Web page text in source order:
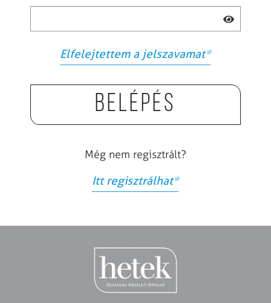
Elfelejtettem a jelszavamat*
Belépés
Még nem regisztrált?
Itt regisztrálhat*